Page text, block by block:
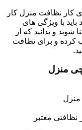
کار نظافت منزل کار
با ویژگی های
و بدانید که از
کرده و برای نظافت
منزل
منزل
معتبر